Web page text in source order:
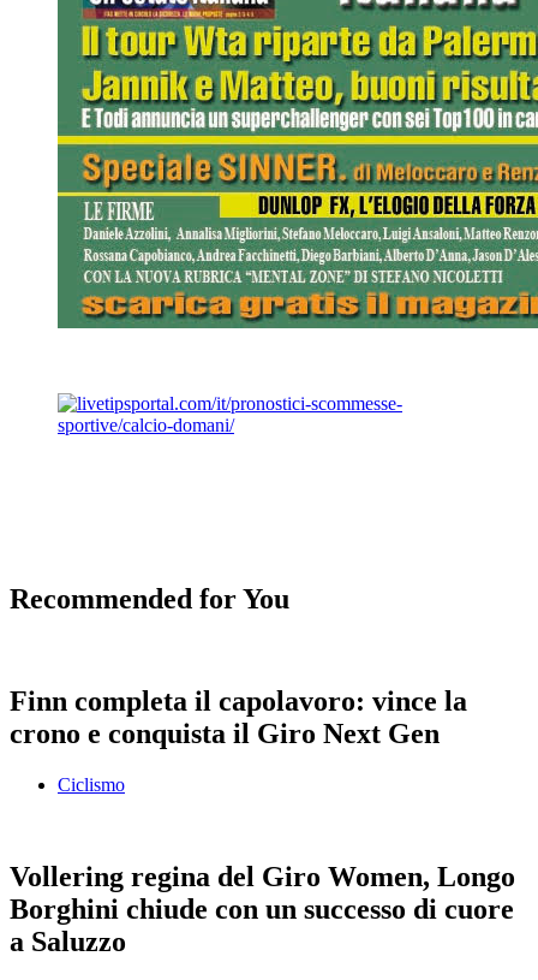
Recommended for You
Finn completa il capolavoro: vince la
crono e conquista il Giro Next Gen
Ciclismo
Vollering regina del Giro Women, Longo
Borghini chiude con un successo di cuore
a Saluzzo